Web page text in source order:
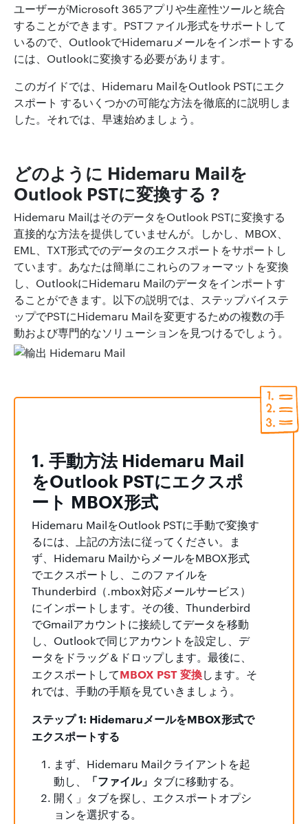
ユーザーがMicrosoft 365アプリや生産性ツールと統合
することができます。PSTファイル形式をサポートして
いるので、OutlookでHidemaruメールをインポートする
には、Outlookに変換する必要があります。
このガイドでは、Hidemaru MailをOutlook PSTにエク
スポート するいくつかの可能な方法を徹底的に説明しま
した。それでは、早速始めましょう。
どのように Hidemaru Mailを
Outlook PSTに変換する ?
Hidemaru MailはそのデータをOutlook PSTに変換する
直接的な方法を提供していませんが。しかし、MBOX、
EML、TXT形式でのデータのエクスポートをサポートし
ています。あなたは簡単にこれらのフォーマットを変換
し、OutlookにHidemaru Mailのデータをインポートす
ることができます。以下の説明では、ステップバイステ
ップでPSTにHidemaru Mailを変更するための複数の手
動および専門的なソリューションを見つけるでしょう。
1. 手動方法 Hidemaru Mail
をOutlook PSTにエクスポ
ート MBOX形式
Hidemaru MailをOutlook PSTに手動で変換す
るには、上記の方法に従ってください。ま
ず、Hidemaru MailからメールをMBOX形式
でエクスポートし、このファイルを
Thunderbird（.mbox対応メールサービス）
にインポートします。その後、Thunderbird
でGmailアカウントに接続してデータを移動
し、Outlookで同じアカウントを設定し、デ
ータをドラッグ＆ドロップします。最後に、
エクスポートしてMBOX PST 変換します。そ
れでは、手動の手順を見ていきましょう。
ステップ 1: HidemaruメールをMBOX形式で
エクスポートする
まず、Hidemaru Mailクライアントを起
動し、
「ファイル」 タブに移動する。
開く」タブを探し、エクスポートオプシ
ョンを選択する。